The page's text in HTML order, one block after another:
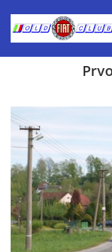
Inzerce prodej
Aktuálně-pozvánky
Kalendář